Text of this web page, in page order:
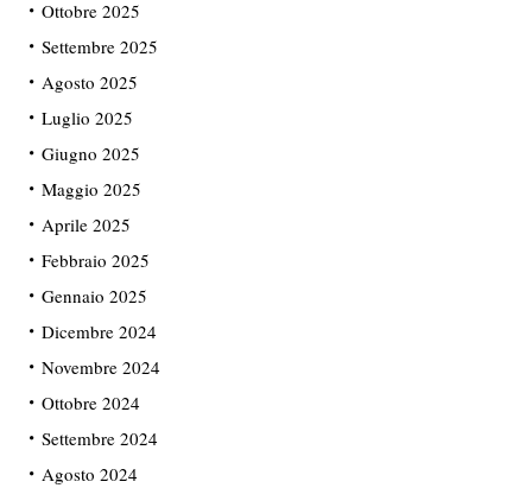
Ottobre 2025
Settembre 2025
Agosto 2025
Luglio 2025
Giugno 2025
Maggio 2025
Aprile 2025
Febbraio 2025
Gennaio 2025
Dicembre 2024
Novembre 2024
Ottobre 2024
Settembre 2024
Agosto 2024